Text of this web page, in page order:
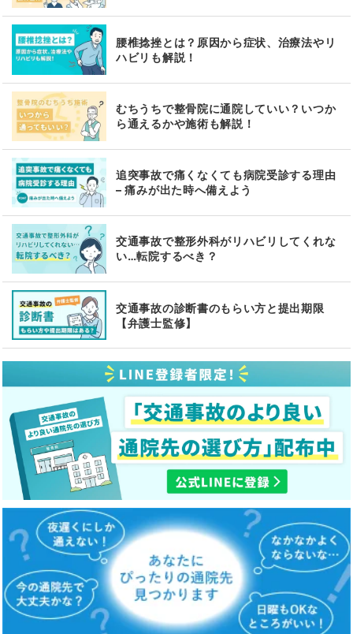
腰椎捻挫とは？原因から症状、治療法やリ
ハビリも解説！
むちうちで整骨院に通院していい？いつか
ら通えるかや施術も解説！
追突事故で痛くなくても病院受診する理由
– 痛みが出た時へ備えよう
交通事故で整形外科がリハビリしてくれな
い…転院するべき？
交通事故の診断書のもらい方と提出期限
【弁護士監修】